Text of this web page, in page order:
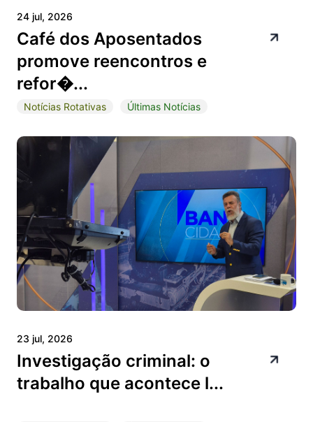
24 jul, 2026
Café dos Aposentados
promove reencontros e
refor�...
Notícias Rotativas Últimas Notícias
23 jul, 2026
Investigação criminal: o
trabalho que acontece l...